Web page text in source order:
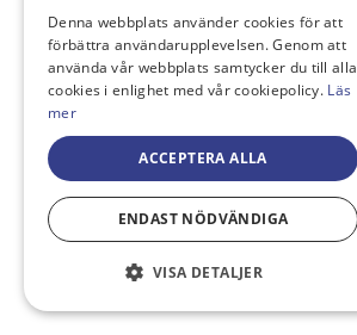
Denna webbplats använder cookies för att
förbättra användarupplevelsen. Genom att
använda vår webbplats samtycker du till alla
cookies i enlighet med vår cookiepolicy. Läs
mer
ACCEPTERA ALLA
ENDAST NÖDVÄNDIGA
VISA DETALJER